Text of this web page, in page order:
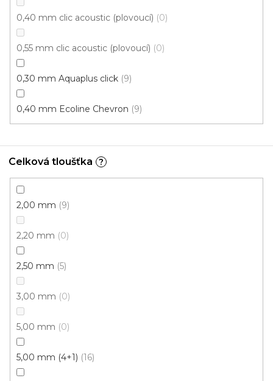
0,40 mm clic acoustic (plovoucí) 0
0,55 mm clic acoustic (plovoucí) 0
0,30 mm Aquaplus click 9
0,40 mm Ecoline Chevron 9
Celková tloušťka ?
2,00 mm 9
2,20 mm 0
2,50 mm 5
3,00 mm 0
5,00 mm 0
5,00 mm (4+1) 16
Natural Doprodej
od398 Kč/ m2